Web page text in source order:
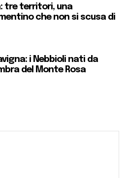
tre territori, una
che non si scusa di
i Nebbioli nati da
del Monte Rosa